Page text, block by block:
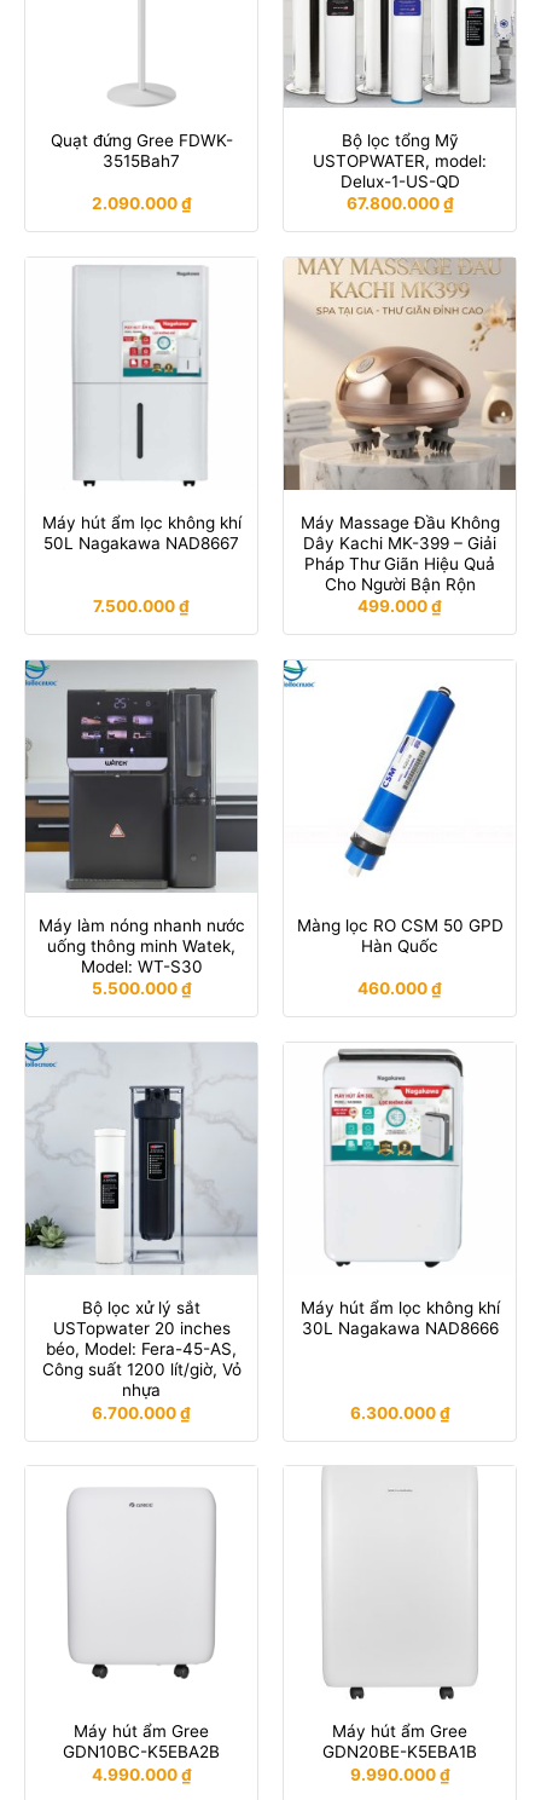
Quạt đứng Gree FDWK-
3515Bah7
2.090.000₫
Bộ lọc tổng Mỹ
USTOPWATER, model:
Delux-1-US-QD
67.800.000₫
Máy hút ẩm lọc không khí
50L Nagakawa NAD8667
7.500.000₫
Máy Massage Đầu Không
Dây Kachi MK-399 – Giải
Pháp Thư Giãn Hiệu Quả
Cho Người Bận Rộn
499.000₫
Máy làm nóng nhanh nước
uống thông minh Watek,
Model: WT-S30
5.500.000₫
Màng lọc RO CSM 50 GPD
Hàn Quốc
460.000₫
Bộ lọc xử lý sắt
USTopwater 20 inches
béo, Model: Fera-45-AS,
Công suất 1200 lít/giờ, Vỏ
nhựa
6.700.000₫
Máy hút ẩm lọc không khí
30L Nagakawa NAD8666
6.300.000₫
Máy hút ẩm Gree
GDN10BC-K5EBA2B
4.990.000₫
Máy hút ẩm Gree
GDN20BE-K5EBA1B
9.990.000₫